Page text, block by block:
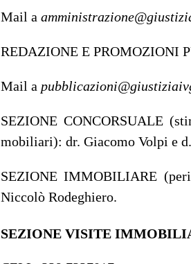
Mail a
REDAZIONE E PROMOZIONI
Mail a
SEZIONE CONCORSUALE
mobiliari): dr. Giacomo Volpi e
SEZIONE IMMOBILIARE
Niccolò Rodeghiero.
SEZIONE VISITE